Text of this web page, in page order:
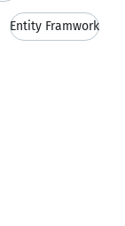
Entity Framwork